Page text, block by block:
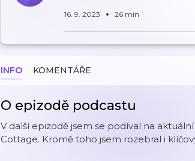
16. 9. 2023 26 min
INFO KOMENTÁŘE
O epizodě podcastu
V další epizodě jsem se podíval na
Cottage. Kromě toho jsem rozebral i